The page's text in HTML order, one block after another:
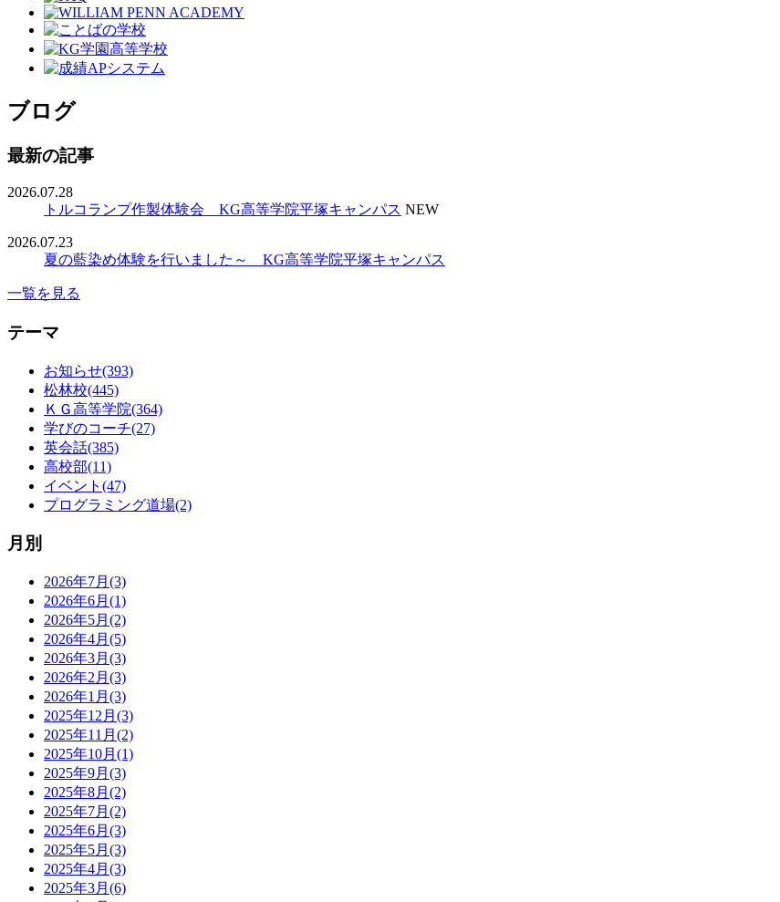
ブログ
最新の記事
2026.07.28
トルコランプ作製体験会 KG高等学院平塚キャンパス NEW
2026.07.23
夏の藍染め体験を行いました～ KG高等学院平塚キャンパス
一覧を見る
テーマ
お知らせ(393)
松林校(445)
ＫＧ高等学院(364)
学びのコーチ(27)
英会話(385)
高校部(11)
イベント(47)
プログラミング道場(2)
月別
2026年7月(3)
2026年6月(1)
2026年5月(2)
2026年4月(5)
2026年3月(3)
2026年2月(3)
2026年1月(3)
2025年12月(3)
2025年11月(2)
2025年10月(1)
2025年9月(3)
2025年8月(2)
2025年7月(2)
2025年6月(3)
2025年5月(3)
2025年4月(3)
2025年3月(6)